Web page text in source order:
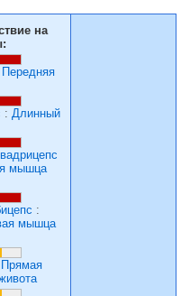
на
Передняя
: Длинный
мышца
:
мышца
Прямая